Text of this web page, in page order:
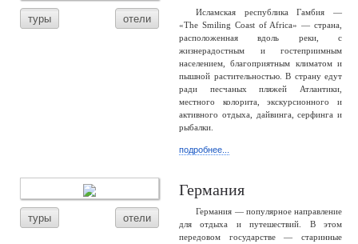
туры отели
Исламская республика Гамбия —
«The Smiling Coast of Africa» — страна,
расположенная вдоль реки, с
жизнерадостным и гостеприимным
населением, благоприятным климатом и
пышной растительностью. В страну едут
ради песчаных пляжей Атлантики,
местного колорита, экскурсионного и
активного отдыха, дайвинга, серфинга и
рыбалки.
подробнее...
туры отели
Германия
Германия — популярное направление
для отдыха и путешествий. В этом
передовом государстве — старинные